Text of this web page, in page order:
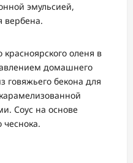
эмульсией,
вербена.
красноярского оленя в
домашнего
говяжьего бекона для
Соус на основе